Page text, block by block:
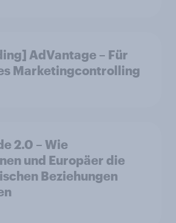
AdVantage – Für
Marketingcontrolling
2.0 – Wie
und Europäer die
Beziehungen